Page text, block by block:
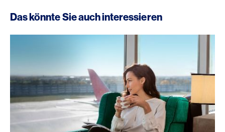
Das könnte Sie auch interessieren